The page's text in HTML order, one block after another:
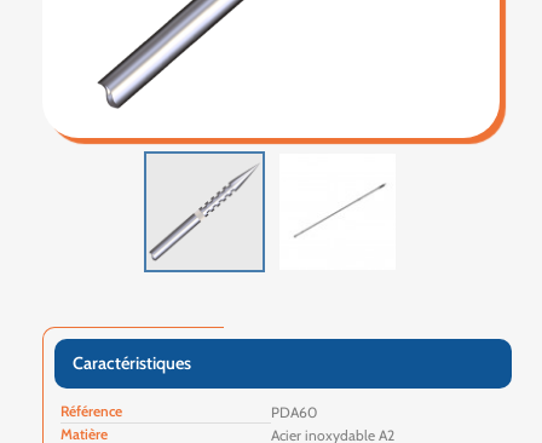
Caractéristiques
Référence
PDA60
Matière
Acier inoxydable A2